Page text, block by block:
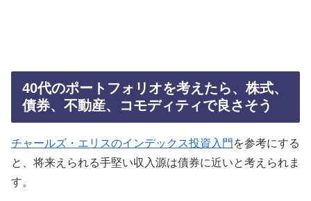
40代のポートフォリオを考えたら、株式、
債券、不動産、コモディティで良さそう
チャールズ・エリスのインデックス投資入門 を参考にする
と、将来えられる手堅い収入源は債券に近いと考えられま
す。